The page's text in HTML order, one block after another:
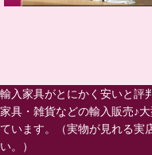
輸入家具がとにかく安いと評
家具・雑貨などの輸入販売♪
ています。（実物が見れる実
い。）